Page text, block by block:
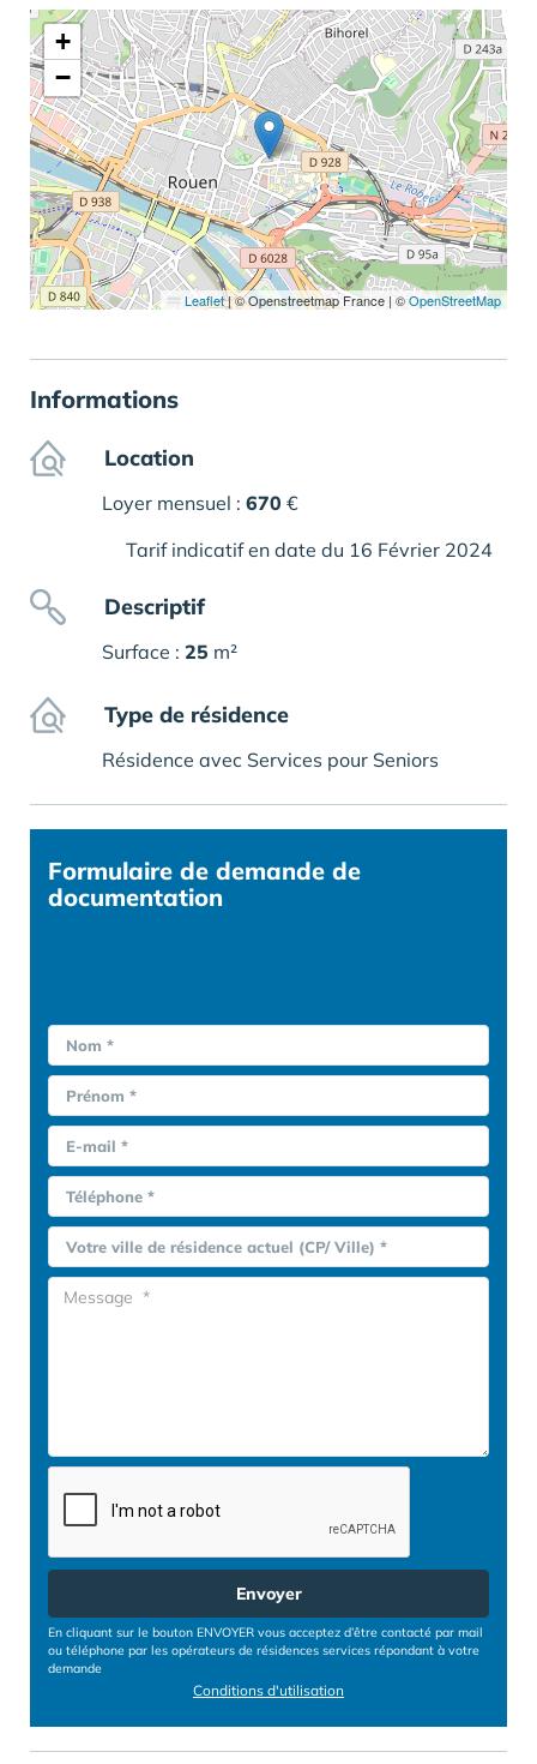
+
−
Leaflet|© Openstreetmap France | ©OpenStreetMap
Informations
Location
Loyer mensuel : 670 €
Tarif indicatif en date du 16 Février 2024
Descriptif
Surface : 25 m²
Type de résidence
Résidence avec Services pour Seniors
Formulaire de demande de
documentation
Nom *
Prénom *
E-mail *
Téléphone *
Votre ville de résidence actuel (CP/ Ville) *
Envoyer
En cliquant sur le bouton ENVOYER vous acceptez d’être contacté par mail
ou téléphone par les opérateurs de résidences services répondant à votre
demande
Conditions d'utilisation